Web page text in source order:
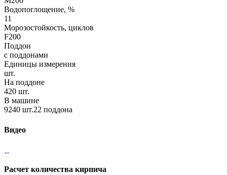
Водопоглощение, %
11
Морозостойкость, циклов
F200
Поддон
с поддонами
Единицы измерения
шт.
На поддоне
420 шт.
В машине
9240 шт.22 поддона
Видео
Расчет количества кирпича